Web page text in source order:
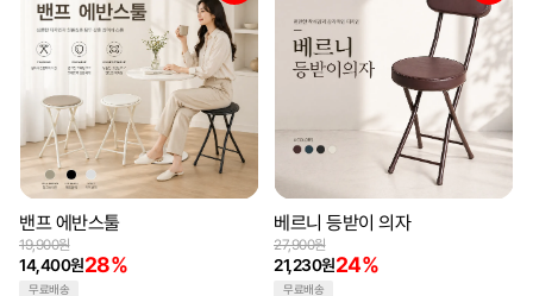
밴프 에반스툴
14,400원28%
19,900원
무료배송
베르니 등받이 의자
21,230원24%
27,900원
무료배송